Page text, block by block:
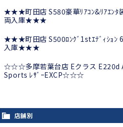
★★★町田店 S580豪華ﾘｱｺﾝ&ﾘｱｴﾝﾀ
両入庫★★★
★★★町田店 S500ﾛﾝｸﾞ1stｴﾃﾞｨｼｮﾝ
入庫★★★
☆☆☆多摩若葉台店 Eクラス E220d
Sports ﾚｻﾞｰEXCP☆☆☆
店舗別